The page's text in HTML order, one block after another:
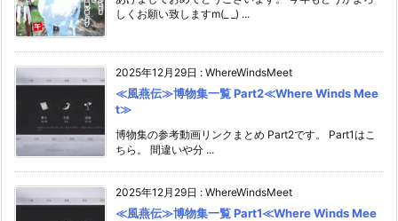
しくお願い致しますm(_ _) ...
2025年12月29日 : WhereWindsMeet
≪風燕伝≫博物集一覧 Part2≪Where Winds Mee
t≫
博物集の参考動画リンクまとめ Part2です。 Part1はこ
ちら。 間違いや分 ...
2025年12月29日 : WhereWindsMeet
≪風燕伝≫博物集一覧 Part1≪Where Winds Mee